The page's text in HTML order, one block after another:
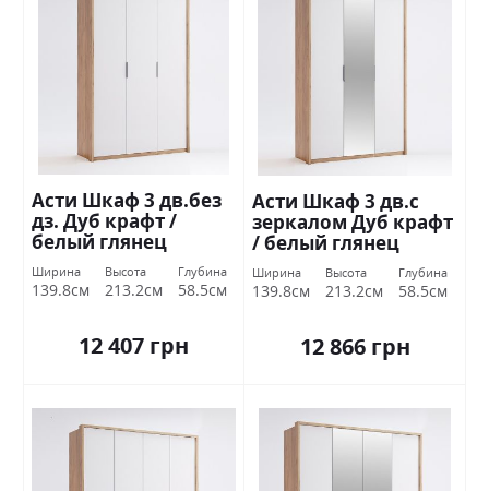
Асти Шкаф 3 дв.без
дз. Дуб крафт /
белый глянец
Миромарк
Ширина
139.8см
Высота
213.2см
Глубина
58.5см
12 407 грн
Асти Шкаф 3 дв.с
зеркалом Дуб крафт
/ белый глянец
Миромарк
Ширина
139.8см
Высота
213.2см
Глубина
58.5см
12 866 грн